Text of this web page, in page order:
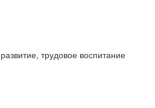
трудовое воспитание